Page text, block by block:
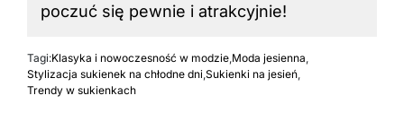
poczuć się pewnie i atrakcyjnie!
Tagi:Klasyka i nowoczesność w modzie Moda jesienna
Stylizacja sukienek na chłodne dni Sukienki na jesień
Trendy w sukienkach